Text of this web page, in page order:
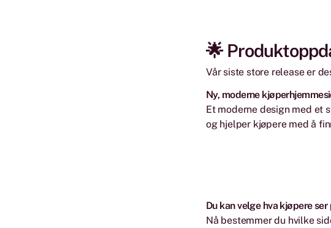
🌟
Vår siste store release er
Ny, moderne
Et moderne design med et
og hjelper kjøpere med å
Du kan velge hva kjøpere
Nå bestemmer du hvilke